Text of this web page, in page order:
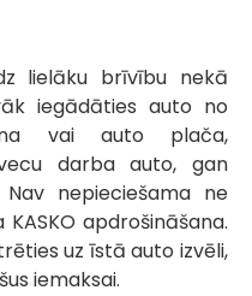
lielāku brīvību nekā
iegādāties auto no
vai auto plača,
darba auto, gan
nepieciešama ne
apdrošināšana.
uz īstā auto izvēli,
iemaksai.